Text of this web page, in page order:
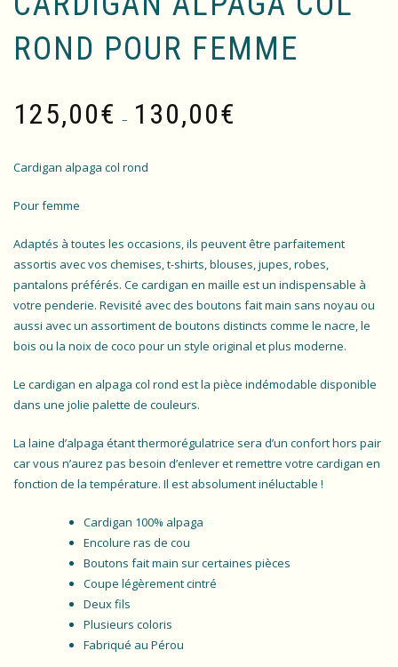
ROND POUR FEMME
125,00€ – 130,00€
Cardigan alpaga col rond
Pour femme
Adaptés à toutes les occasions, ils peuvent être parfaitement
assortis avec vos chemises, t-shirts, blouses, jupes, robes,
pantalons préférés. Ce cardigan en maille est un indispensable à
votre penderie. Revisité avec des boutons fait main sans noyau ou
aussi avec un assortiment de boutons distincts comme le nacre, le
bois ou la noix de coco pour un style original et plus moderne.
Le cardigan en alpaga col rond est la pièce indémodable disponible
dans une jolie palette de couleurs.
La laine d’alpaga étant thermorégulatrice sera d’un confort hors pair
car vous n’aurez pas besoin d’enlever et remettre votre cardigan en
fonction de la température. Il est absolument inéluctable !
Cardigan 100% alpaga
Encolure ras de cou
Boutons fait main sur certaines pièces
Coupe légèrement cintré
Deux fils
Plusieurs coloris
Fabriqué au Pérou